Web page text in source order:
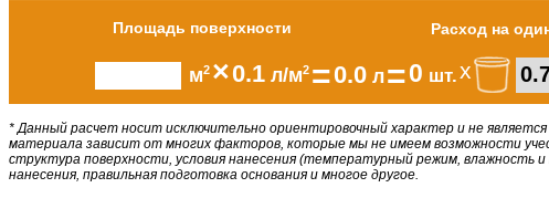
Площадь поверхности
м2 ×0.1л/м2 =0.0л=
Расход на
0 шт.х
* Данный расчет носит исключительно ориентировочный характер и не
материала зависит от многих факторов, которые мы не имеем возможности
структура поверхности, условия нанесения (температурный режим, влажность
нанесения, правильная подготовка основания и многое другое.